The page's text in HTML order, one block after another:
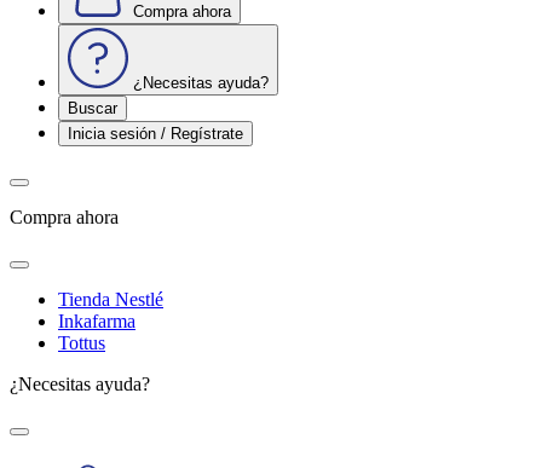
Compra ahora
¿Necesitas ayuda?
Buscar
Inicia sesión / Regístrate
Compra ahora
Tienda Nestlé
Inkafarma
Tottus
¿Necesitas ayuda?